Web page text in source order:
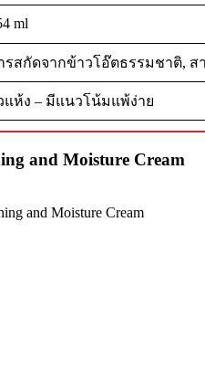
ml
รสกัดจากข้าวโอ๊ตธรรมชาติ, ส
แห้ง – มีแนวโน้มแพ้ง่าย
and Moisture Cream